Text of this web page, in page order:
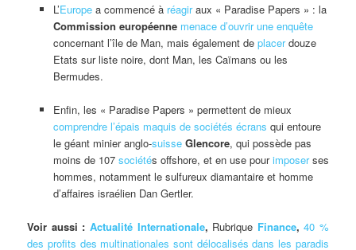
L’Europea commencé à réagiraux « Paradise Papers » : la
Commission européenne menace d’ouvrir une enquête
concernant l’île de Man, mais également de placerdouze
Etats sur liste noire, dont Man, les Caïmans ou les
Bermudes.
Enfin, les « Paradise Papers » permettent de mieux
comprendre l’épais maquis de sociétés écrans qui entoure
le géant minier anglo-suisse Glencore, qui possède pas
moins de 107 sociétés offshore, et en use pourimposerses
hommes, notamment le sulfureux diamantaire et homme
d’affaires israélien Dan Gertler.
Voir aussi : Actualité Internationale, Rubrique Finance,40 %
des profits des multinationales sont délocalisés dans les paradis